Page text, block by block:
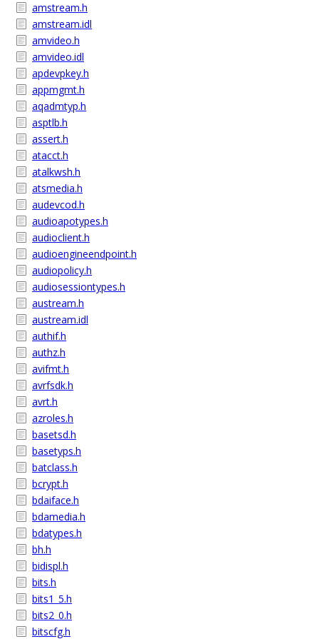
amstream.h
amstream.idl
amvideo.h
amvideo.idl
apdevpkey.h
appmgmt.h
aqadmtyp.h
asptlb.h
assert.h
atacct.h
atalkwsh.h
atsmedia.h
audevcod.h
audioapotypes.h
audioclient.h
audioengineendpoint.h
audiopolicy.h
audiosessiontypes.h
austream.h
austream.idl
authif.h
authz.h
avifmt.h
avrfsdk.h
avrt.h
azroles.h
basetsd.h
basetyps.h
batclass.h
bcrypt.h
bdaiface.h
bdamedia.h
bdatypes.h
bh.h
bidispl.h
bits.h
bits1_5.h
bits2_0.h
bitscfg.h